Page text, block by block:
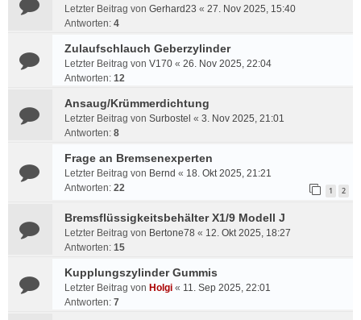
Letzter Beitrag von Gerhard23 « 27. Nov 2025, 15:40
Antworten: 4
Zulaufschlauch Geberzylinder
Letzter Beitrag von V170 « 26. Nov 2025, 22:04
Antworten: 12
Ansaug/Krümmerdichtung
Letzter Beitrag von Surbostel « 3. Nov 2025, 21:01
Antworten: 8
Frage an Bremsenexperten
Letzter Beitrag von Bernd « 18. Okt 2025, 21:21
Antworten: 22 1 2
Bremsflüssigkeitsbehälter X1/9 Modell J
Letzter Beitrag von Bertone78 « 12. Okt 2025, 18:27
Antworten: 15
Kupplungszylinder Gummis
Letzter Beitrag von Holgi « 11. Sep 2025, 22:01
Antworten: 7